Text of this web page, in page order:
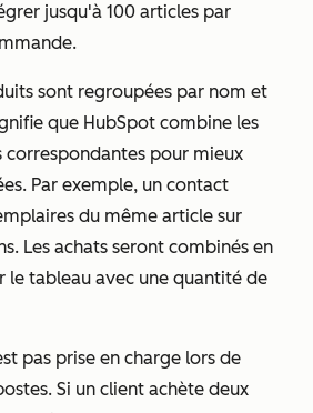
jusqu'à 100 articles par
sont regroupées par nom et
que HubSpot combine les
correspondantes pour mieux
Par exemple, un contact
du même article sur
Les achats seront combinés en
le tableau avec une quantité de
pas prise en charge lors de
Si un client achète deux